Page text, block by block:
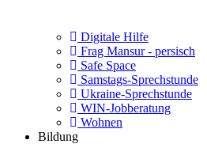
Digitale Hilfe
Frag Mansur - persisch
Safe Space
Samstags-Sprechstunde
Ukraine-Sprechstunde
WIN-Jobberatung
Wohnen
Bildung